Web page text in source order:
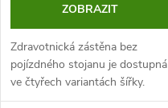
ZOBRAZIT
Zdravotnická zástěna bez
pojízdného stojanu je dostupná
ve čtyřech variantách šířky.
Nabízíme i možnost vlastního